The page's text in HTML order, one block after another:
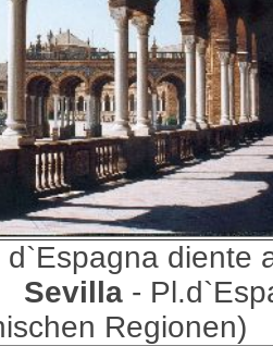
d`Espagna diente
Sevilla -
Regionen)